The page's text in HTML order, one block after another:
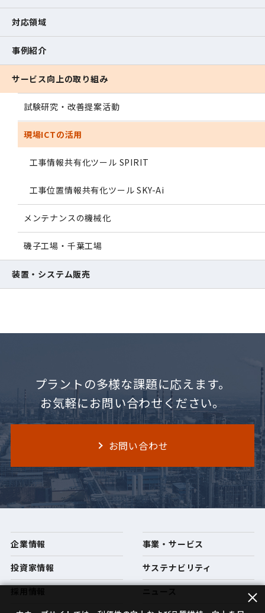
対応領域
事例紹介
サービス向上の取り組み
試験研究・改善提案活動
現場ICTの活用
工事情報共有化ツール SPIRIT
工事位置情報共有化ツール SKY-Ai
メンテナンスの機械化
磯子工場・千葉工場
装置・システム販売
プラントの多様な課題に応えます。
お気軽にお問い合わせください。
お問い合わせ
企業情報
事業・サービス
投資家情報
サステナビリティ